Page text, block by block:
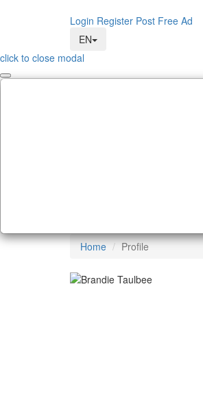
Login Register Post Free Ad
EN
click to close modal
Home
Profile